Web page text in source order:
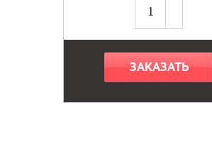
ЗАКАЗАТЬ